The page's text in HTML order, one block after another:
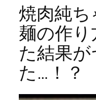
焼肉純
麺の作
た結果
た…！？